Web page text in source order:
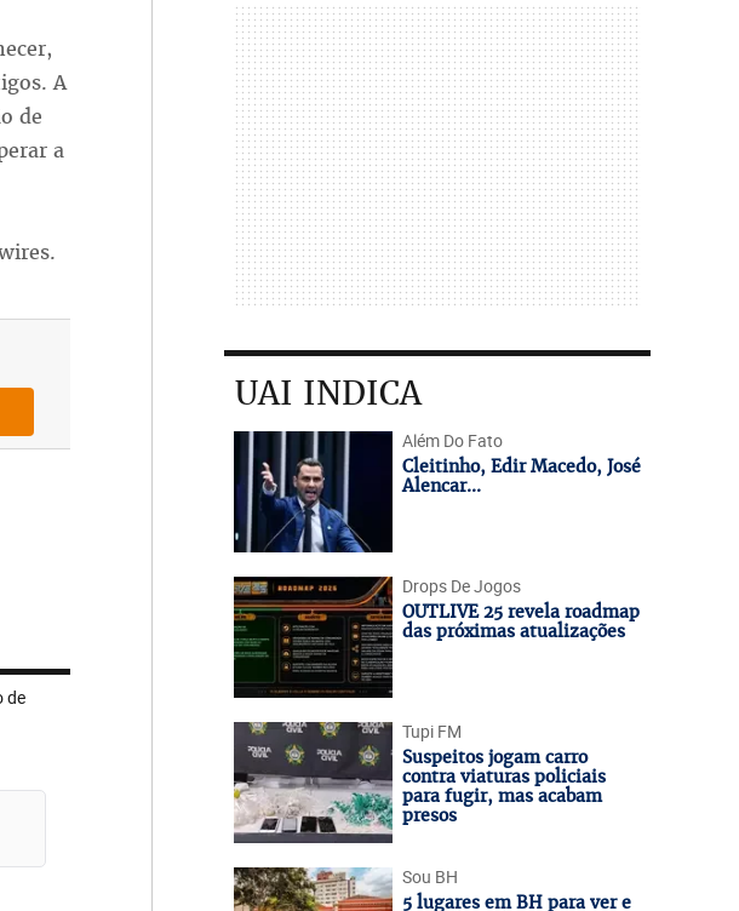
A
de
a
de
UAI INDICA
Além Do Fato
Cleitinho, Edir Macedo, José
Alencar...
Drops De Jogos
OUTLIVE 25 revela roadmap
das próximas atualizações
Tupi FM
Suspeitos jogam carro
contra viaturas policiais
para fugir, mas acabam
presos
Sou BH
5 lugares em BH para ver e